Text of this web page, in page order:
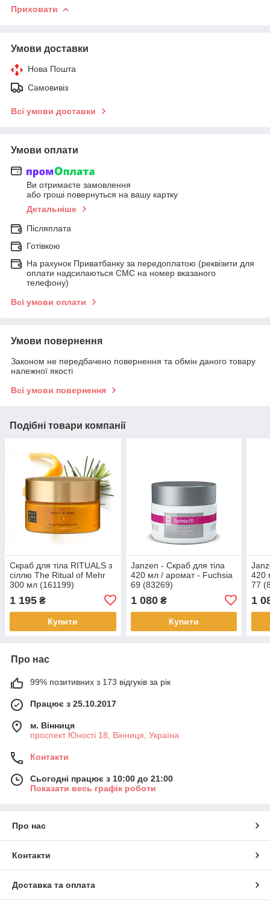
Приховати
Умови доставки
Нова Пошта
Самовивіз
Всі умови доставки
Умови оплати
Ви отримаєте замовлення
або гроші повернуться на вашу картку
Детальніше
Післяплата
Готівкою
На рахунок Приватбанку за передоплатою (реквізити для
оплати надсилаються СМС на номер вказаного
телефону)
Всі умови оплати
Умови повернення
Законом не передбачено повернення та обмін даного товару
належної якості
Всі умови повернення
Подібні товари компанії
Скраб для тіла RITUALS з
сіллю The Ritual of Mehr
300 мл (161199)
1 195 ₴
Купити
Janzen - Скраб для тіла
420 мл / аромат - Fuchsia
69 (83269)
1 080₴
Купити
420
77
1
Про нас
99% позитивних з 173 відгуків за рік
Працює з 25.10.2017
м. Вінниця
проспект Юності 18, Вінниця, Україна
Контакти
Сьогодні працює з 10:00 до 21:00
Показати весь графік роботи
Про нас
Контакти
Доставка та оплата